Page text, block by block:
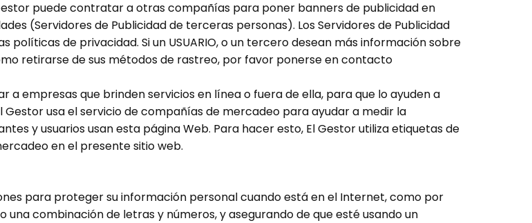
puede contratar a otras compañías para poner banners de publicidad en
(Servidores de Publicidad de terceras personas). Los Servidores de Publicidad
de privacidad. Si un USUARIO, o un tercero desean más información sobre
retirarse de sus métodos de rastreo, por favor ponerse en contacto
a empresas que brinden servicios en línea o fuera de ella, para que lo ayuden a
usa el servicio de compañías de mercadeo para ayudar a medir la
y usuarios usan esta página Web. Para hacer esto, El Gestor utiliza etiquetas de
en el presente sitio web.
para proteger su información personal cuando está en el Internet, como por
combinación de letras y números, y asegurando de que esté usando un